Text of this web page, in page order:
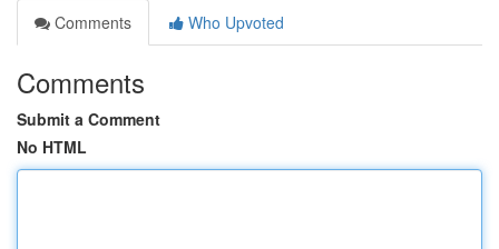
Comments
Who Upvoted
Comments
Submit a Comment
No HTML